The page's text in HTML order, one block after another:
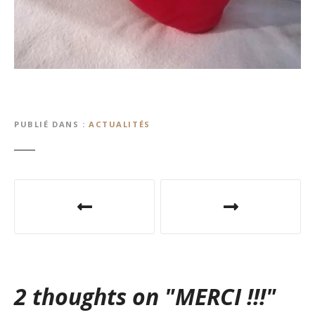
PUBLIÉ DANS ACTUALITÉS
g
2 thoughts on "MERCI !!!"